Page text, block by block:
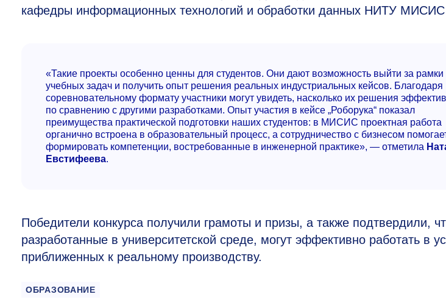
кафедры информационных технологий и обработки данных НИТУ
«Такие проекты особенно ценны для студентов. Они дают возможность выйти за рамки
учебных задач и получить опыт решения реальных индустриальных кейсов. Благодаря
соревновательному формату участники могут увидеть, насколько их решения
по сравнению с другими разработками. Опыт участия в кейсе „Роборука“ показал
преимущества практической подготовки наших студентов: в МИСИС проектная работа
органично встроена в образовательный процесс, а сотрудничество с бизнесом
формировать компетенции, востребованные в инженерной практике», — отметила
Евстифеева.
Победители конкурса получили грамоты и призы, а также подтвердили,
разработанные в университетской среде, могут эффективно работать в
приближенных к реальному производству.
ОБРАЗОВАНИЕ